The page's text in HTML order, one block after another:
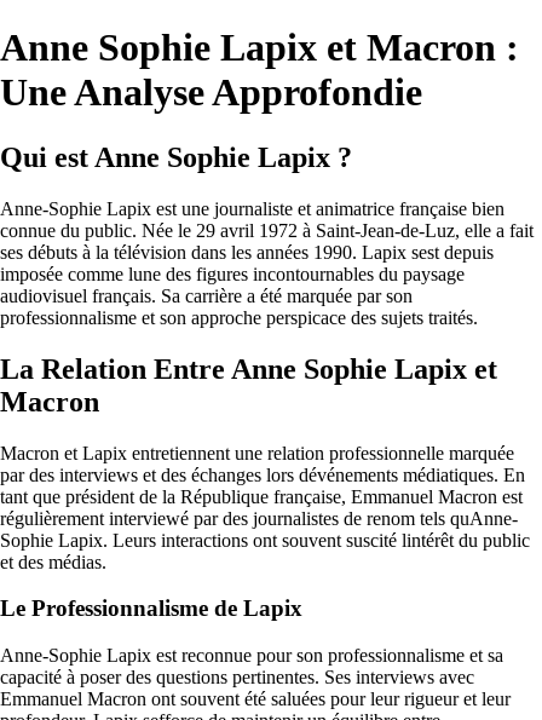
Anne Sophie Lapix et Macron :
Une Analyse Approfondie
Qui est Anne Sophie Lapix ?
Anne-Sophie Lapix est une journaliste et animatrice française bien
connue du public. Née le 29 avril 1972 à Saint-Jean-de-Luz, elle a fait
ses débuts à la télévision dans les années 1990. Lapix sest depuis
imposée comme lune des figures incontournables du paysage
audiovisuel français. Sa carrière a été marquée par son
professionnalisme et son approche perspicace des sujets traités.
La Relation Entre Anne Sophie Lapix et
Macron
Macron et Lapix entretiennent une relation professionnelle marquée
par des interviews et des échanges lors dévénements médiatiques. En
tant que président de la République française, Emmanuel Macron est
régulièrement interviewé par des journalistes de renom tels quAnne-
Sophie Lapix. Leurs interactions ont souvent suscité lintérêt du public
et des médias.
Le Professionnalisme de Lapix
Anne-Sophie Lapix est reconnue pour son professionnalisme et sa
capacité à poser des questions pertinentes. Ses interviews avec
Emmanuel Macron ont souvent été saluées pour leur rigueur et leur